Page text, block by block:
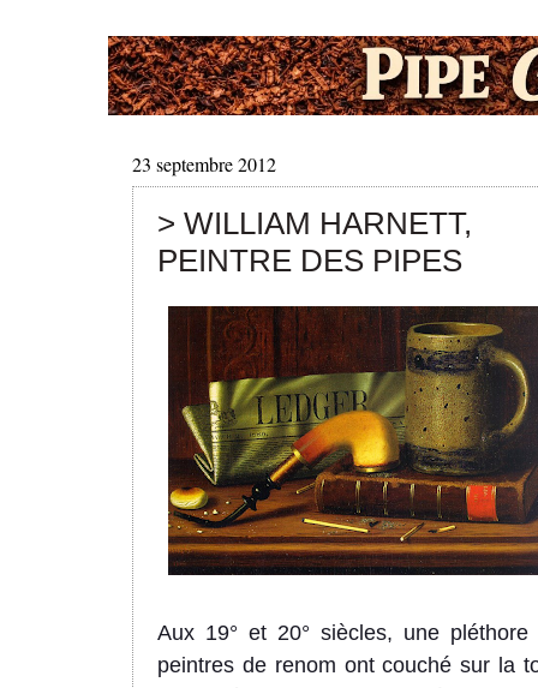
23 septembre 2012
> WILLIAM HARNETT,
PEINTRE DES PIPES
Aux 19° et 20° siècles, une pléthore
peintres de renom ont couché sur la